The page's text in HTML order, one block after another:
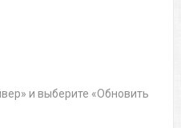
и выберите «Обновить